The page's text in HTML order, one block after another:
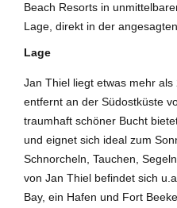
Beach Resorts in
Lage, direkt in der
Lage
Jan Thiel liegt etwas mehr
entfernt an der Südostküste
traumhaft schöner Bucht
und eignet sich ideal zum
Schnorcheln, Tauchen,
von Jan Thiel befindet sich
Bay, ein Hafen und Fort